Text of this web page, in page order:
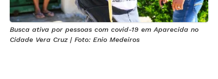
Busca ativa por pessoas com covid-19 em Aparecida no
Cidade Vera Cruz | Foto: Enio Medeiros